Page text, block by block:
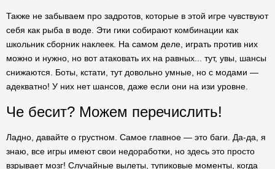
Также не забываем про задротов, которые в этой игре чувствуют
себя как рыба в воде. Эти гики собирают комбинации как
школьник сборник наклеек. На самом деле, играть против них
можно и нужно, но вот атаковать их на равных... тут, увы, шансы
снижаются. Боты, кстати, тут довольно умные, но с модами —
адекватно! У них нет шансов, даже если они на изи уровне.
Че бесит? Можем перечислить!
Ладно, давайте о грустном. Самое главное — это баги. Да-да, я
знаю, все игры имеют свои недоработки, но здесь это просто
взрывает мозг! Случайные вылеты, тупиковые моменты, когда